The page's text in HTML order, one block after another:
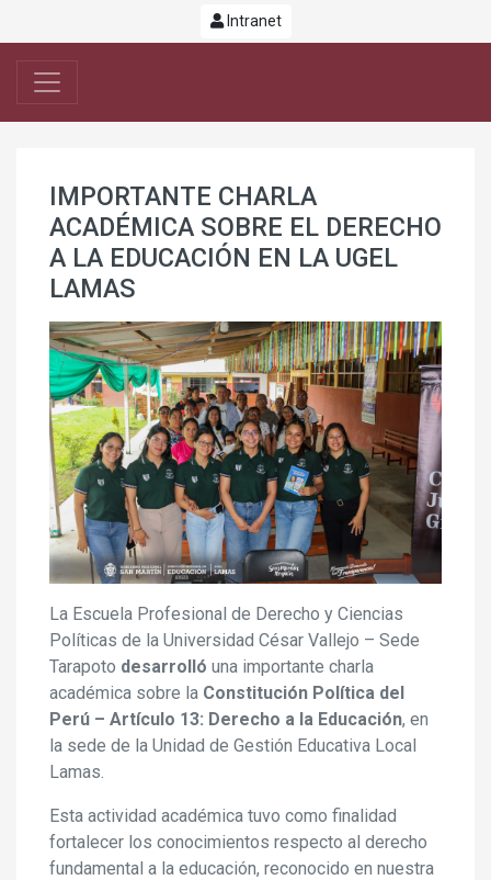
Intranet
IMPORTANTE CHARLA
ACADÉMICA SOBRE EL DERECHO
A LA EDUCACIÓN EN LA UGEL
LAMAS
La Escuela Profesional de Derecho y Ciencias
Políticas de la Universidad César Vallejo – Sede
Tarapoto desarrolló una importante charla
académica sobre la Constitución Política del
Perú – Artículo 13: Derecho a la Educación, en
la sede de la Unidad de Gestión Educativa Local
Lamas.
Esta actividad académica tuvo como finalidad
fortalecer los conocimientos respecto al derecho
fundamental a la educación, reconocido en nuestra